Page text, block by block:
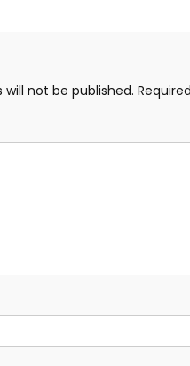
will not be published.